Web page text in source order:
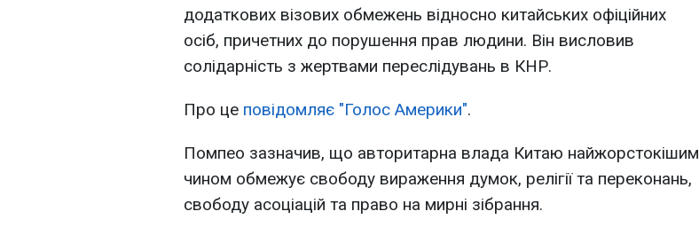
додаткових візових обмежень відносно китайських офіційних
осіб, причетних до порушення прав людини. Він висловив
солідарність з жертвами переслідувань в КНР.
Про це повідомляє "Голос Америки".
Помпео зазначив, що авторитарна влада Китаю найжорстокішим
чином обмежує свободу вираження думок, релігії та переконань,
свободу асоціацій та право на мирні зібрання.